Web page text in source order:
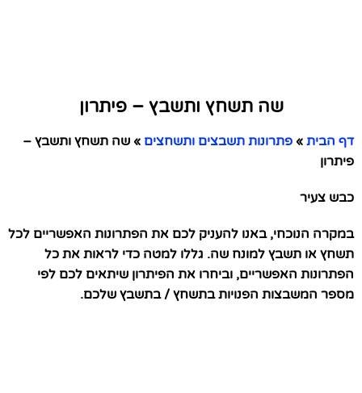
שה תשחץ ותשבץ – פיתרון
דף הבית » פתרונות תשבצים ותשחצים » שה תשחץ ותשבץ –
פיתרון
כבש צעיר
במקרה הנוכחי, באנו להעניק לכם את הפתרונות האפשריים לכל
תשחץ או תשבץ למונח שה. גללו למטה כדי לראות את כל
הפתרונות האפשריים, וביחרו את הפיתרון שיתאים לכם לפי
מספר המשבצות הפנויות בתשחץ / בתשבץ שלכם.